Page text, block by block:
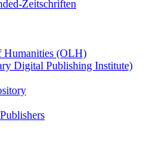
Zeitschriften
Humanities (OLH)
Digital Publishing Institute)